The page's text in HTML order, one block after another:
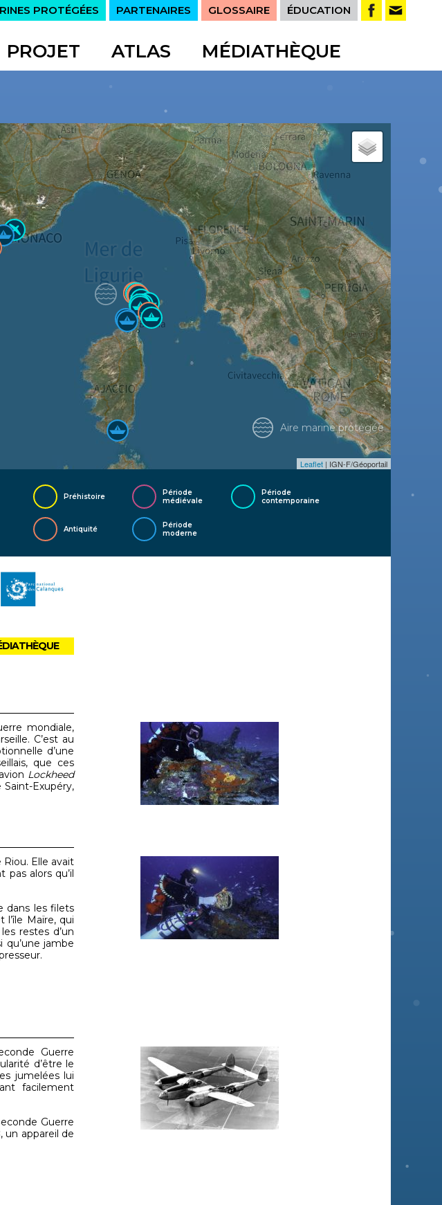
PROTÉGÉES PARTENAIRES GLOSSAIRE ÉDUCATION
PROJET ATLAS MÉDIATHÈQUE
Leaflet | IGN-F/Géoportail
Aire marine protégée
Préhistoire
Période
médiévale
Période
contemporaine
Antiquité
Période
moderne
mondiale,
C’est au
d’une
que ces
Lockheed
Exupéry,
Riou. Elle avait
alors qu’il
dans les filets
l’île Maïre, qui
restes d’un
jambe
Guerre
d’être le
jumelées lui
facilement
Guerre
un appareil de